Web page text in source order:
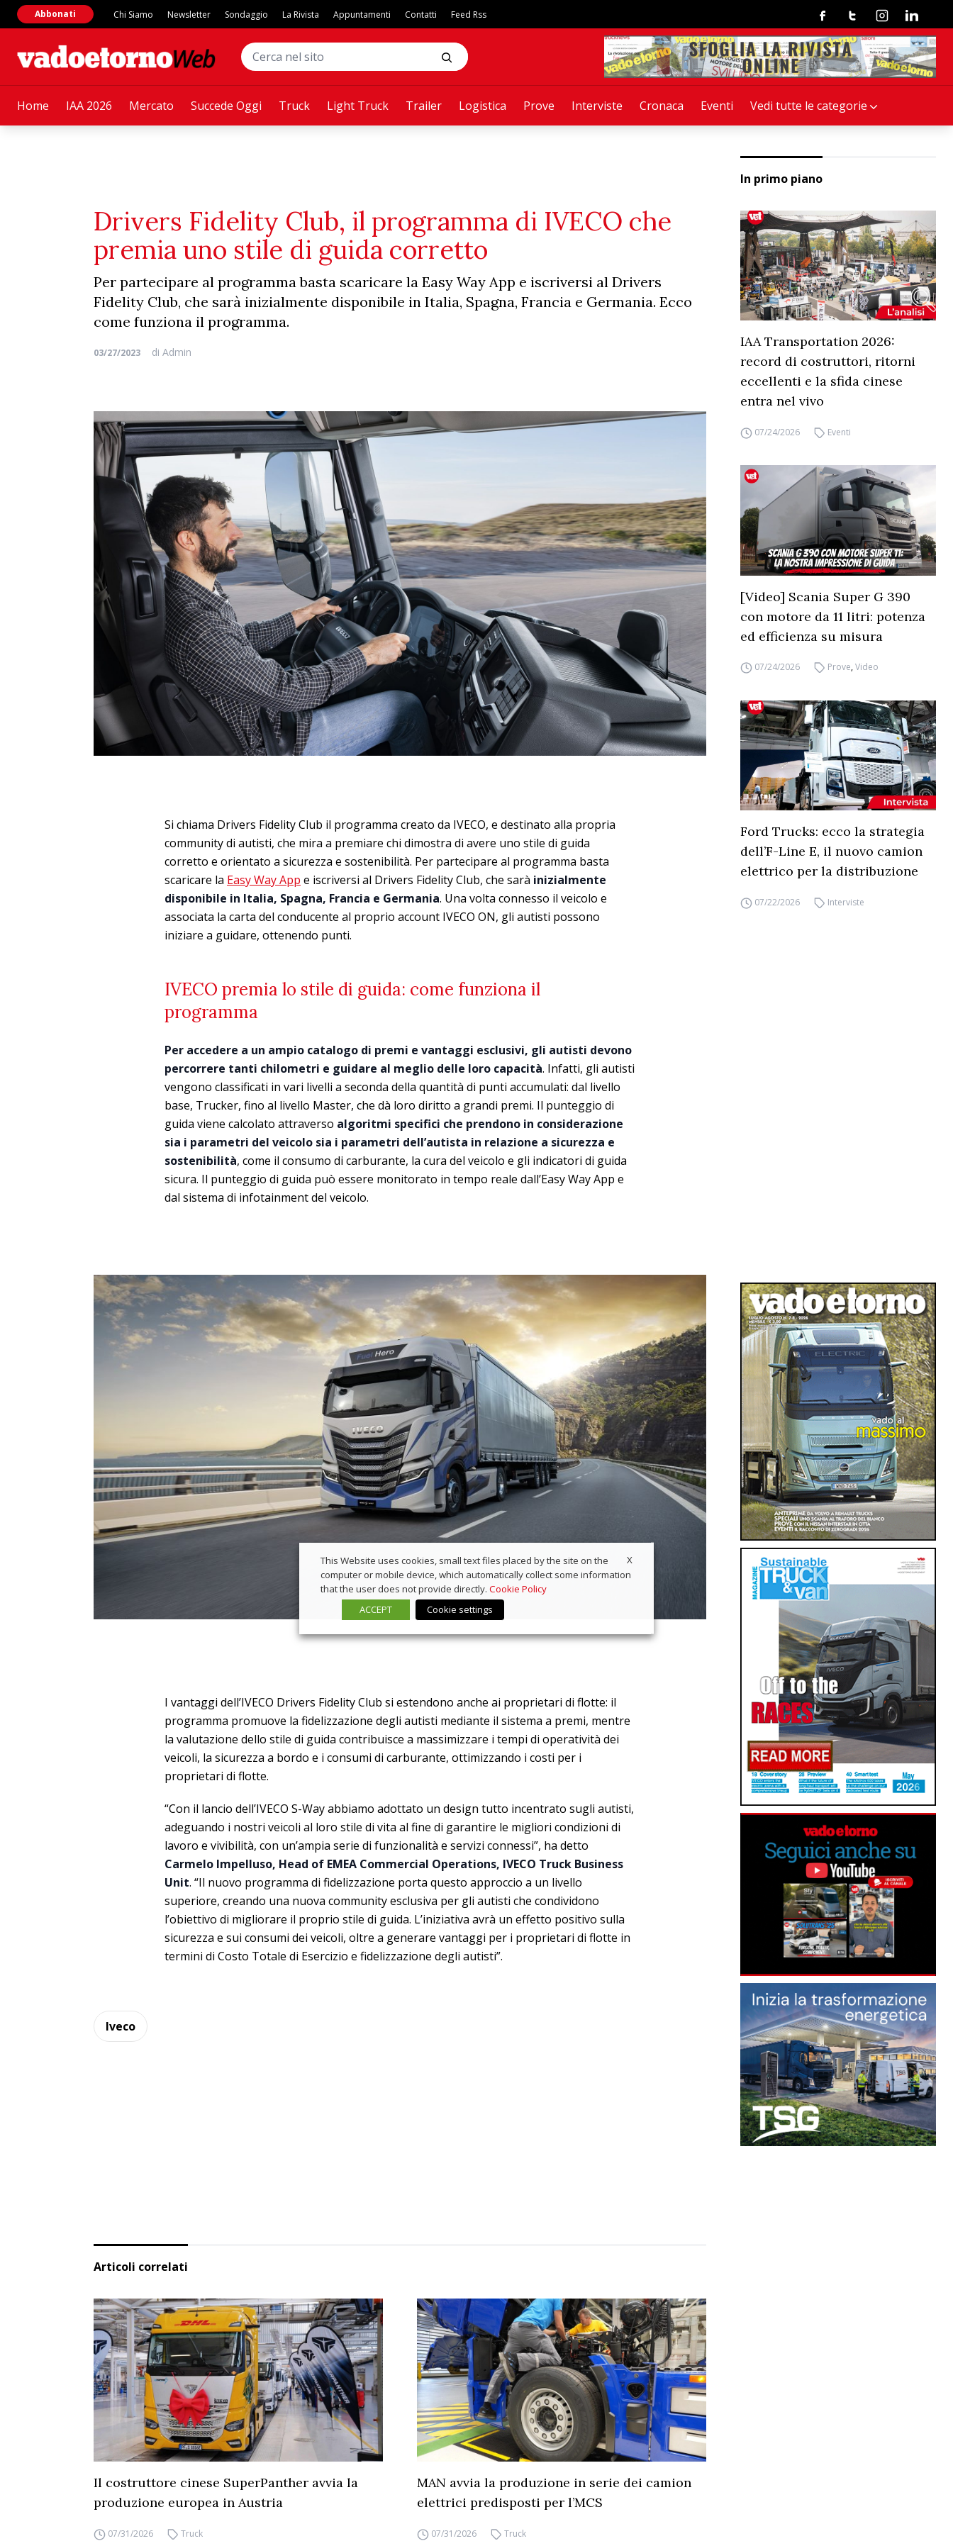
Home IAA 2026 Mercato Succede Oggi Truck Light Truck Trailer Logistica Prove Interviste Cronaca Eventi Vedi tutte le categorie
Abbonati Chi Siamo Newsletter Sondaggio La Rivista Appuntamenti Contatti Feed Rss FacebookTwitterInstagramLinkedin
Drivers Fidelity Club, il programma di IVECO che
premia uno stile di guida corretto
Per partecipare al programma basta scaricare la Easy Way App e iscriversi al Drivers
Fidelity Club, che sarà inizialmente disponibile in Italia, Spagna, Francia e Germania. Ecco
come funziona il programma.
03/27/2023 di Admin
Si chiama Drivers Fidelity Club il programma creato da IVECO, e destinato alla propria
community di autisti, che mira a premiare chi dimostra di avere uno stile di guida
corretto e orientato a sicurezza e sostenibilità. Per partecipare al programma basta
scaricare la Easy Way App e iscriversi al Drivers Fidelity Club, che sarà inizialmente
disponibile in Italia, Spagna, Francia e Germania. Una volta connesso il veicolo e
associata la carta del conducente al proprio account IVECO ON, gli autisti possono
iniziare a guidare, ottenendo punti.
IVECO premia lo stile di guida: come funziona il
programma
Per accedere a un ampio catalogo di premi e vantaggi esclusivi, gli autisti devono
percorrere tanti chilometri e guidare al meglio delle loro capacità. Infatti, gli autisti
vengono classificati in vari livelli a seconda della quantità di punti accumulati: dal livello
base, Trucker, fino al livello Master, che dà loro diritto a grandi premi. Il punteggio di
guida viene calcolato attraverso algoritmi specifici che prendono in considerazione
sia i parametri del veicolo sia i parametri dell’autista in relazione a sicurezza e
sostenibilità, come il consumo di carburante, la cura del veicolo e gli indicatori di guida
sicura. Il punteggio di guida può essere monitorato in tempo reale dall’Easy Way App e
dal sistema di infotainment del veicolo.
I vantaggi dell’IVECO Drivers Fidelity Club si estendono anche ai proprietari di flotte: il
programma promuove la fidelizzazione degli autisti mediante il sistema a premi, mentre
la valutazione dello stile di guida contribuisce a massimizzare i tempi di operatività dei
veicoli, la sicurezza a bordo e i consumi di carburante, ottimizzando i costi per i
proprietari di flotte.
“Con il lancio dell’IVECO S-Way abbiamo adottato un design tutto incentrato sugli autisti,
adeguando i nostri veicoli al loro stile di vita al fine di garantire le migliori condizioni di
lavoro e vivibilità, con un’ampia serie di funzionalità e servizi connessi”, ha detto
Carmelo Impelluso, Head of EMEA Commercial Operations, IVECO Truck Business
Unit. “Il nuovo programma di fidelizzazione porta questo approccio a un livello
superiore, creando una nuova community esclusiva per gli autisti che condividono
l’obiettivo di migliorare il proprio stile di guida. L’iniziativa avrà un effetto positivo sulla
sicurezza e sui consumi dei veicoli, oltre a generare vantaggi per i proprietari di flotte in
termini di Costo Totale di Esercizio e fidelizzazione degli autisti”.
Iveco
In primo piano
IAA Transportation 2026:
record di costruttori, ritorni
eccellenti e la sfida cinese
entra nel vivo
07/24/2026 Eventi
[Video] Scania Super G 390
con motore da 11 litri: potenza
ed efficienza su misura
07/24/2026 Prove,Video
Ford Trucks: ecco la strategia
dell’F-Line E, il nuovo camion
elettrico per la distribuzione
07/22/2026 Interviste
Articoli correlati
Il costruttore cinese SuperPanther avvia la
produzione europea in Austria
07/31/2026 Truck
MAN avvia la produzione in serie dei camion
elettrici predisposti per l’MCS
07/31/2026 Truck
X
This Website uses cookies, small text files placed by the site on the
computer or mobile device, which automatically collect some information
that the user does not provide directly. Cookie Policy
ACCEPT
Cookie settings